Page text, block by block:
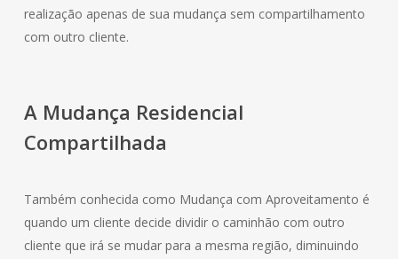
realização apenas de sua mudança sem compartilhamento
com outro cliente.
A Mudança Residencial
Compartilhada
Também conhecida como Mudança com Aproveitamento é
quando um cliente decide dividir o caminhão com outro
cliente que irá se mudar para a mesma região, diminuindo